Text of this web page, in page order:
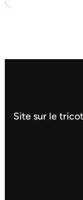
Site sur le